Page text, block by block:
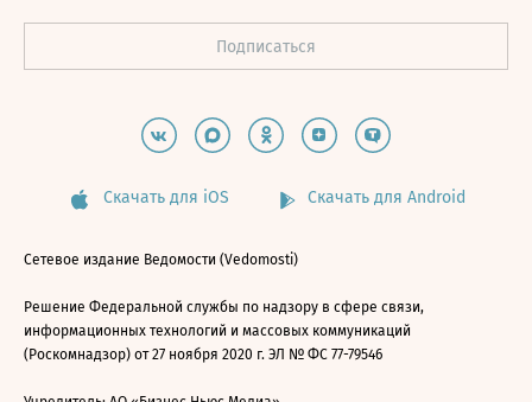
Скачать для iOS Скачать для Android
Сетевое издание Ведомости (Vedomosti)
Решение Федеральной службы по надзору в сфере связи,
информационных технологий и массовых коммуникаций
(Роскомнадзор) от 27 ноября 2020 г. ЭЛ № ФС 77-79546